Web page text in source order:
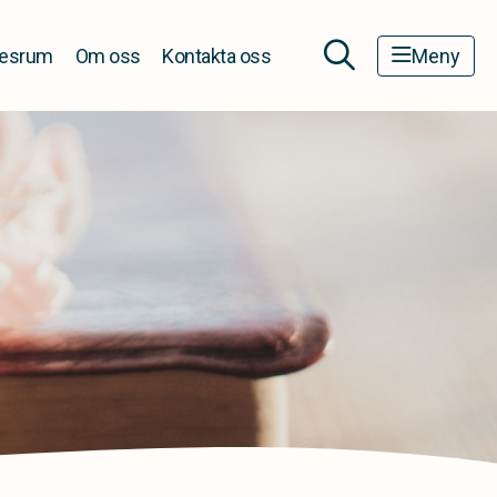
Om oss Kontakta oss Meny